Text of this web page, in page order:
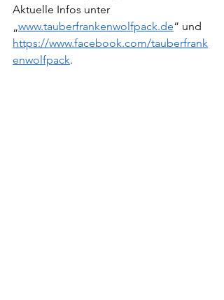
Aktuelle Infos unter
„www.tauberfrankenwolfpack.de“ und
https://www.facebook.com/tauberfrank
enwolfpack.